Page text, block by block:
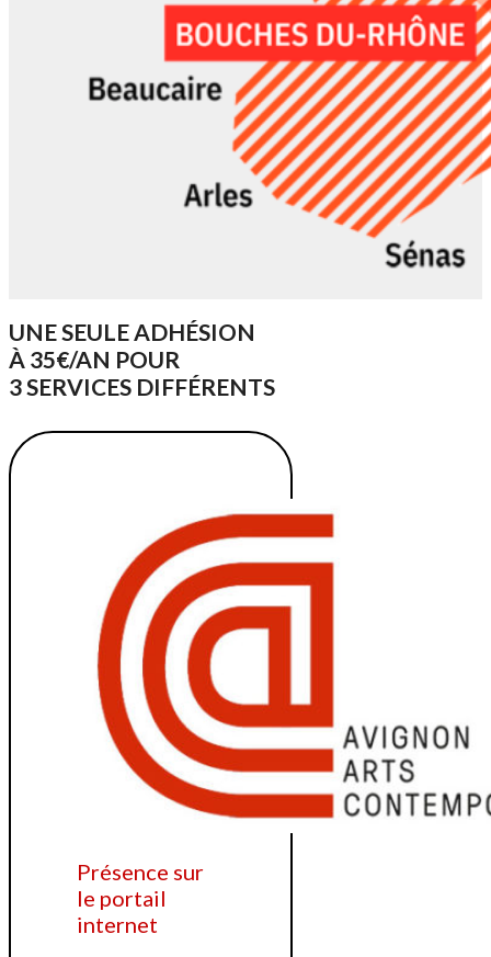
UNE SEULE ADHÉSION
À 35€/AN POUR
3 SERVICES DIFFÉRENTS
Présence sur
le portail
internet